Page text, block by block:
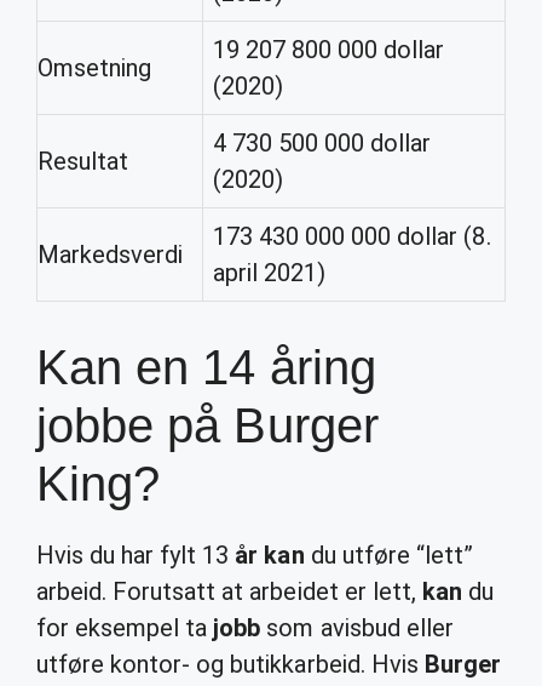
Omsetning
19 207 800 000 dollar
(2020)
Resultat
4 730 500 000 dollar
(2020)
Markedsverdi
173 430 000 000 dollar (8.
april 2021)
Kan en 14 åring
jobbe på Burger
King?
Hvis du har fylt 13 år kan du utføre “lett”
arbeid. Forutsatt at arbeidet er lett, kan du
for eksempel ta jobb som avisbud eller
utføre kontor- og butikkarbeid. Hvis Burger